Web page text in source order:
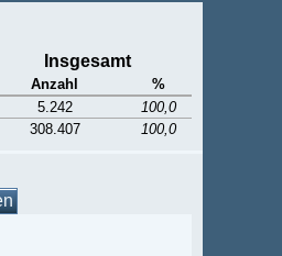
Insgesamt
Anzahl
%
5.242
100,0
308.407 100,0